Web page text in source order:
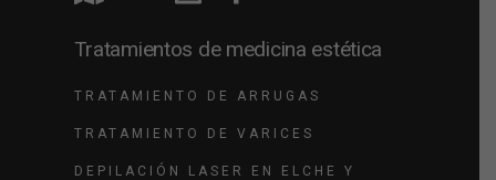
Tratamientos de medicina estética
TRATAMIENTO DE ARRUGAS
TRATAMIENTO DE VARICES
DEPILACIÓN LASER EN ELCHE Y